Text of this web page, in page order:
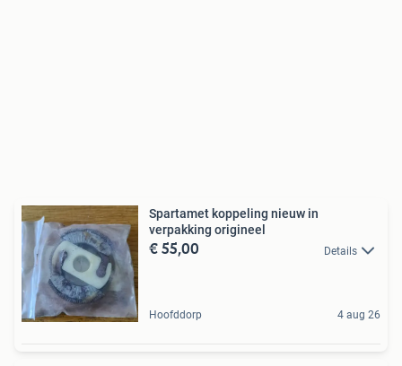
Spartamet koppeling nieuw in
verpakking origineel
€ 55,00 Details
Hoofddorp 4 aug 26